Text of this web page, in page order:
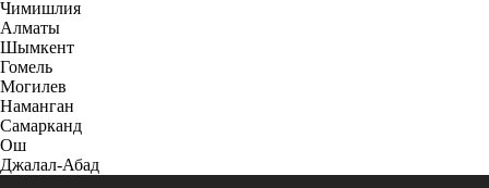
Чимишлия
Алматы
Шымкент
Гомель
Могилев
Наманган
Самарканд
Ош
Джалал-Абад